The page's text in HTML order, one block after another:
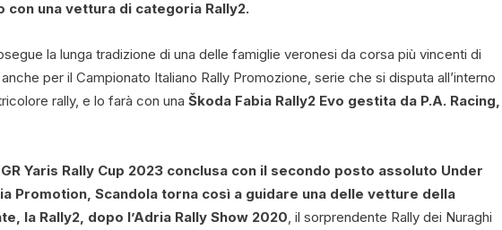
con una vettura di categoria Rally2.
la lunga tradizione di una delle famiglie veronesi da corsa più vincenti di
per il Campionato Italiano Rally Promozione, serie che si disputa all’interno
rally, e lo farà con una Škoda Fabia Rally2 Evo gestita da P.A. Racing,
GR Yaris Rally Cup 2023 conclusa con il secondo posto assoluto Under
Promotion, Scandola torna così a guidare una delle vetture della
la Rally2, dopo l’Adria Rally Show 2020 , il sorprendente Rally dei Nuraghi